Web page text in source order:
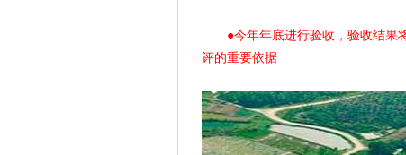
●今年年底进行验收，验收结果将
评的重要依据